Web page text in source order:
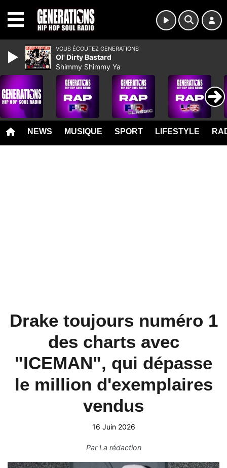
NEWS MUSIQUE SPORT LIFESTYLE
Drake toujours numéro 1
des charts avec
"ICEMAN", qui dépasse
le million d'exemplaires
vendus
16 Juin 2026
ParLa rédaction
VOUS ÉCOUTEZ GENERATIONS
Ol' Dirty Bastard
Shimmy Shimmy Ya